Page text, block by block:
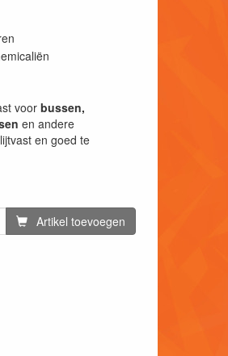
voor bussen,
en andere
en goed te
Artikel toevoegen